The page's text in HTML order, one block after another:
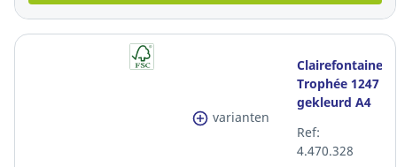
varianten
Clairefontaine
Trophée 1247
gekleurd A4
koningsblauw,
per 250 vel
Ref:
4.470.328